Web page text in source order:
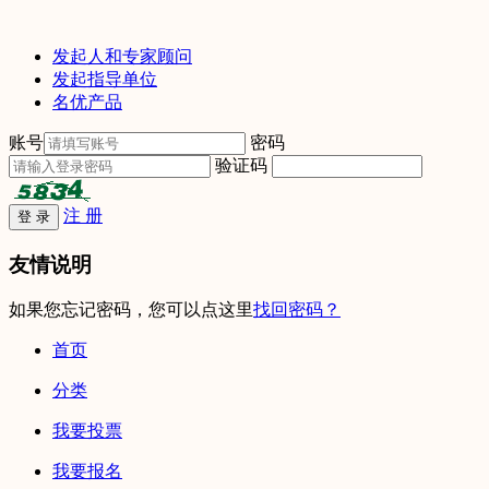
发起人和专家顾问
发起指导单位
名优产品
账号
密码
验证码
注 册
友情说明
如果您忘记密码，您可以点这里找回密码？
首页
分类
我要投票
我要报名